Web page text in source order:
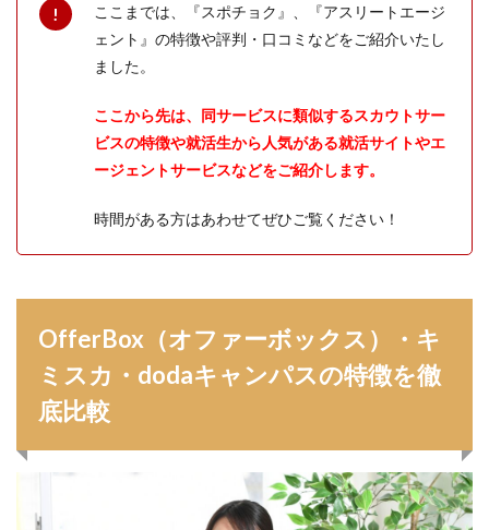
ここまでは、『スポチョク』、『アスリートエージ
ェント』の特徴や評判・口コミなどをご紹介いたし
ました。
ここから先は、同サービスに類似するスカウトサー
ビスの特徴や就活生から人気がある就活サイトやエ
ージェントサービスなどをご紹介します。
時間がある方はあわせてぜひご覧ください！
OfferBox（オファーボックス）・キ
ミスカ・dodaキャンパスの特徴を徹
底比較